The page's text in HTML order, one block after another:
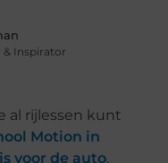
Inspirator
al rijlessen kunt
Motion in
voor de auto,